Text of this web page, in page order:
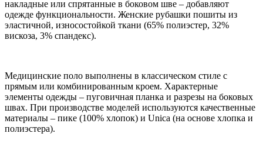
накладные или спрятанные в боковом шве – добавляют
одежде функциональности. Женские рубашки пошиты из
эластичной, износостойкой ткани (65% полиэстер, 32%
вискоза, 3% спандекс).
Медицинские поло выполнены в классическом стиле с
прямым или комбинированным кроем. Характерные
элементы одежды – пуговичная планка и разрезы на боковых
швах. При производстве моделей используются качественные
материалы – пике (100% хлопок) и Unica (на основе хлопка и
полиэстера).